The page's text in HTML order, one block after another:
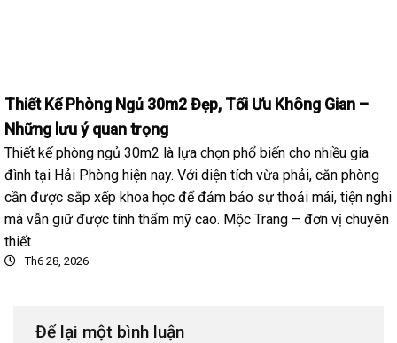
Thiết Kế Phòng Ngủ 30m2 Đẹp, Tối Ưu Không Gian –
Những lưu ý quan trọng
Thiết kế phòng ngủ 30m2 là lựa chọn phổ biến cho nhiều gia
đình tại Hải Phòng hiện nay. Với diện tích vừa phải, căn phòng
cần được sắp xếp khoa học để đảm bảo sự thoải mái, tiện nghi
mà vẫn giữ được tính thẩm mỹ cao. Mộc Trang – đơn vị chuyên
thiết
Th6 28, 2026
Để lại một bình luận